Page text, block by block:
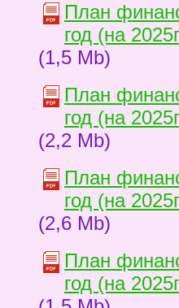
План
год (на
(1,5 Mb)
План
год (на
(2,2 Mb)
План
год (на
(2,6 Mb)
План
год (на